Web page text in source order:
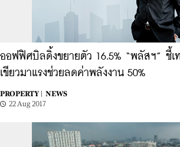
ออฟฟิศบิลดิ้งขยายตัว 16.5% “พลัสฯ” ชี้เ
เขียวมาแรงช่วยลดค่าพลังงาน 50%
PROPERTY |
NEWS
22 Aug 2017